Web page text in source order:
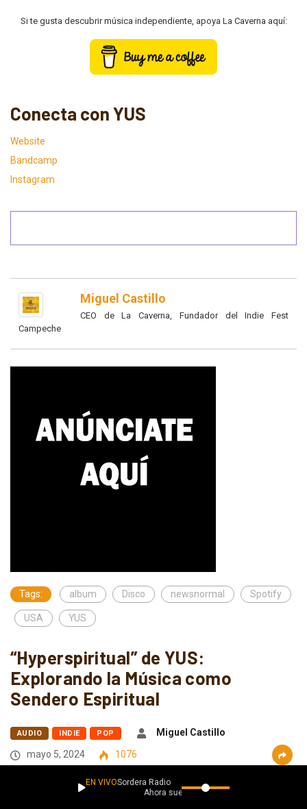
Si te gusta descubrir música independiente, apoya La Caverna aquí:
Conecta con YUS
Website
Bandcamp
Instagram
Miguel Castillo
CEO de La Caverna, Fundador del Indie Fest
Campeche
Tags: album Disco newsnormal Spotify
USA YUS
“Hyperspiritual” de YUS:
Explorando la Música como
Sendero Espiritual
AUDIO INDIE POP
Miguel Castillo
mayo 5, 2024
1076
EN VIVOSordera Radio
Ahora suena